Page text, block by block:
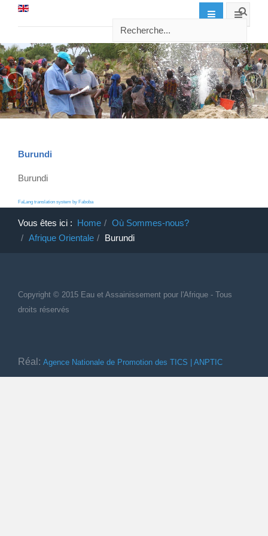
Burundi
Burundi
FaLang translation system by Faboba
Vous êtes ici : Home
Où Sommes-nous?
Afrique Orientale
Burundi
Copyright © 2015 Eau et Assainissement pour l'Afrique - Tous
droits réservés
Réal: Agence Nationale de Promotion des TICS | ANPTIC